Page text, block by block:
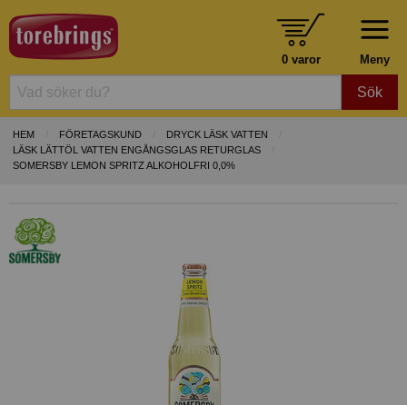
Meny
0 varor
Sök
HEM FÖRETAGSKUND
DRYCK LÄSK VATTEN
LÄSK LÄTTÖL VATTEN ENGÅNGSGLAS RETURGLAS
SOMERSBY LEMON SPRITZ ALKOHOLFRI 0,0%